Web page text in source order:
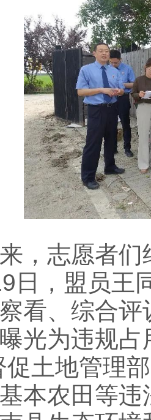
志愿者们
日，盟员王
看、综合评
光为违规占
促土地管理
本农田等